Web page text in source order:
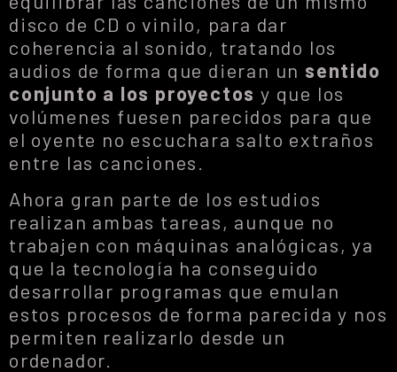
disco de CD o vinilo, para dar
coherencia al sonido, tratando los
audios de forma que dieran un sentido
conjunto a los proyectosy que los
volúmenes fuesen parecidos para que
el oyente no escuchara salto extraños
entre las canciones.
Ahora gran parte de los estudios
realizan ambas tareas, aunque no
trabajen con máquinas analógicas, ya
que la tecnología ha conseguido
desarrollar programas que emulan
estos procesos de forma parecida y nos
permiten realizarlo desde un
ordenador.